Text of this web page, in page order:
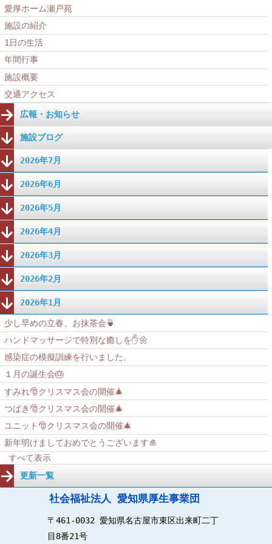
愛厚ホーム瀬戸苑
施設の紹介
1日の生活
年間行事
施設概要
交通アクセス
広報・お知らせ
施設ブログ
2026年7月
2026年6月
2026年5月
2026年4月
2026年3月
2026年2月
2026年1月
少し早めの立春、お抹茶会🍵
ハンドマッサージで特別な癒しを✋🌼
感染症の模擬訓練を行いました。
１月の誕生会🎂
すみれ🎅クリスマス会の開催🎄
つばき🎅クリスマス会の開催🎄
ユニット🎅クリスマス会の開催🎄
新年明けましておめでとうございます🎍
すべて表示
更新一覧
社会福祉法人 愛知県厚生事業団
〒461-0032 愛知県名古屋市東区出来町二丁
目8番21号